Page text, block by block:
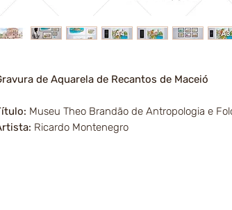
de Aquarela de Recantos de Maceió
Museu Theo Brandão de Antropologia e
Ricardo Montenegro